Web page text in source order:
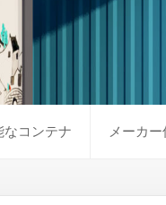
なコンテナ メーカ